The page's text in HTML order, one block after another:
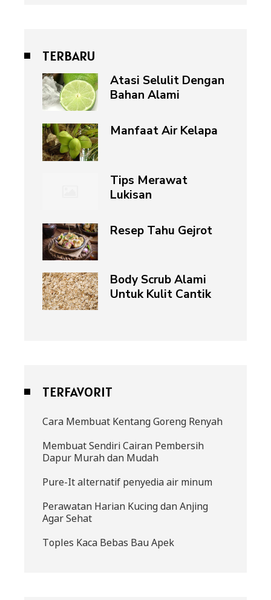
TERBARU
Atasi Selulit Dengan
Bahan Alami
Manfaat Air Kelapa
Tips Merawat
Lukisan
Resep Tahu Gejrot
Body Scrub Alami
Untuk Kulit Cantik
TERFAVORIT
Cara Membuat Kentang Goreng Renyah
Membuat Sendiri Cairan Pembersih
Dapur Murah dan Mudah
Pure-It alternatif penyedia air minum
Perawatan Harian Kucing dan Anjing
Agar Sehat
Toples Kaca Bebas Bau Apek